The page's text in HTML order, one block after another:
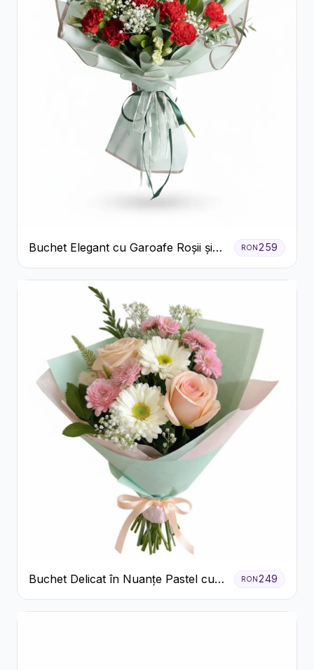
Buchet Elegant cu Garoafe Roșii și
Floarea Miresei
RON259
Buchet Delicat în Nuanțe Pastel cu
Trandafiri și Crizanteme Roz
RON249